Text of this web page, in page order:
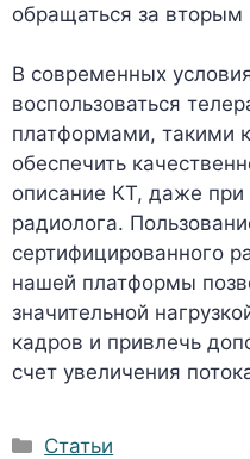
обращаться за
В современных
воспользоваться
платформами, такими
обеспечить
описание КТ, даже при
радиолога.
сертифицированного
нашей платформы
значительной
кадров и привлечь
счет увеличения
Рубрики
Статьи